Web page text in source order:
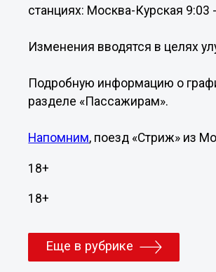
станциях: Москва-Курская 9:03
Изменения вводятся в целях
Подробную информацию о
разделе «Пассажирам».
Напомним, поезд «Стриж» из
18+
18+
Еще в рубрике